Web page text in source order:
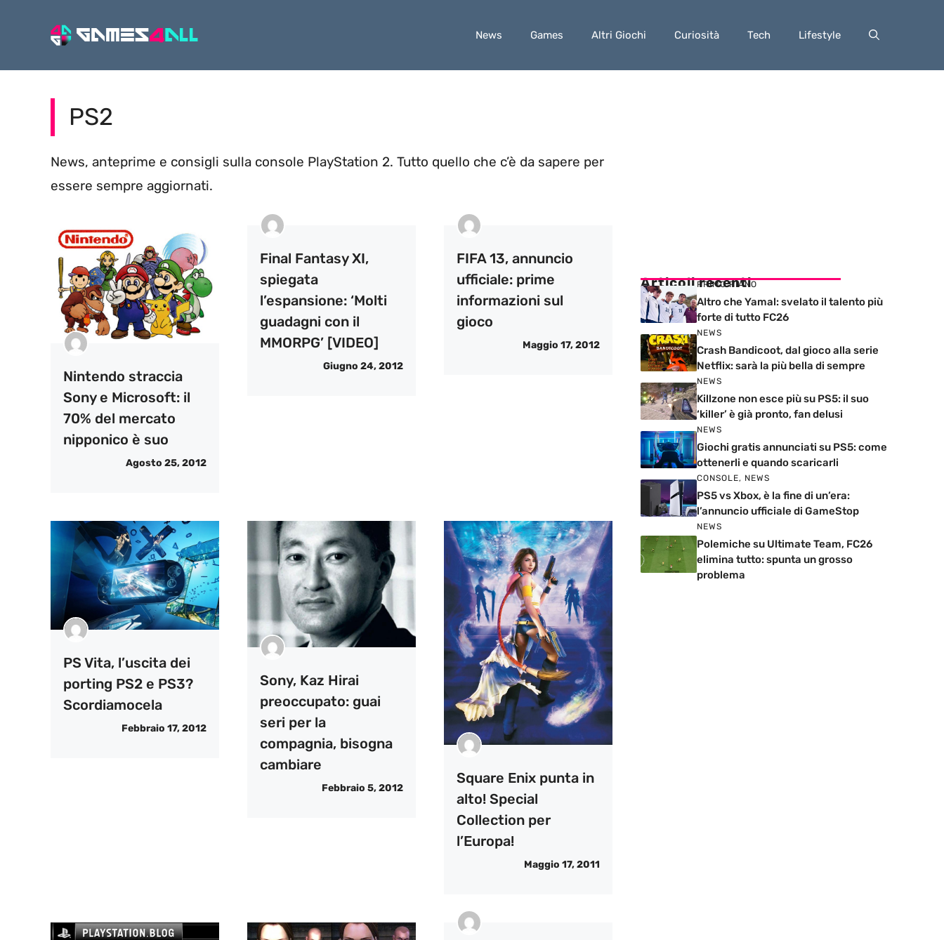
News Games Altri Giochi Curiosità Tech Lifestyle
PS2
News, anteprime e consigli sulla console PlayStation 2. Tutto quello che c’è da sapere per
essere sempre aggiornati.
Nintendo straccia
Sony e Microsoft: il
70% del mercato
nipponico è suo
Agosto 25, 2012
Final Fantasy XI,
spiegata
l’espansione: ‘Molti
guadagni con il
MMORPG’ [VIDEO]
Giugno 24, 2012
FIFA 13, annuncio
ufficiale: prime
informazioni sul
gioco
Maggio 17, 2012
PS Vita, l’uscita dei
porting PS2 e PS3?
Scordiamocela
Febbraio 17, 2012
Sony, Kaz Hirai
preoccupato: guai
seri per la
compagnia, bisogna
cambiare
Febbraio 5, 2012
Square Enix punta in
alto! Special
Collection per
l’Europa!
Maggio 17, 2011
Articoli recenti
PRIMO PIANO
Altro che Yamal: svelato il talento più
forte di tutto FC26
NEWS
Crash Bandicoot, dal gioco alla serie
Netflix: sarà la più bella di sempre
NEWS
Killzone non esce più su PS5: il suo
‘killer’ è già pronto, fan delusi
NEWS
Giochi gratis annunciati su PS5: come
ottenerli e quando scaricarli
CONSOLE, NEWS
PS5 vs Xbox, è la fine di un’era:
l’annuncio ufficiale di GameStop
NEWS
Polemiche su Ultimate Team, FC26
elimina tutto: spunta un grosso
problema